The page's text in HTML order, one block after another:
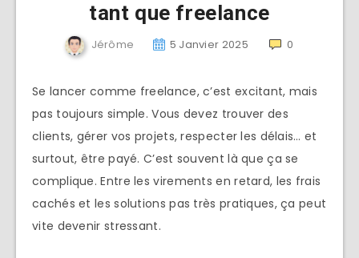
tant que freelance
Jérôme 5 Janvier 2025 0
Se lancer comme freelance, c’est excitant, mais
pas toujours simple. Vous devez trouver des
clients, gérer vos projets, respecter les délais… et
surtout, être payé. C’est souvent là que ça se
complique. Entre les virements en retard, les frais
cachés et les solutions pas très pratiques, ça peut
vite devenir stressant.